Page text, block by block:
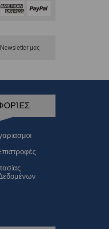
Νewsletter μας